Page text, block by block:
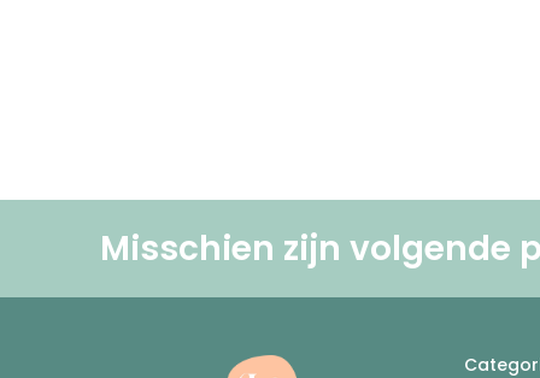
Misschien zijn volgende